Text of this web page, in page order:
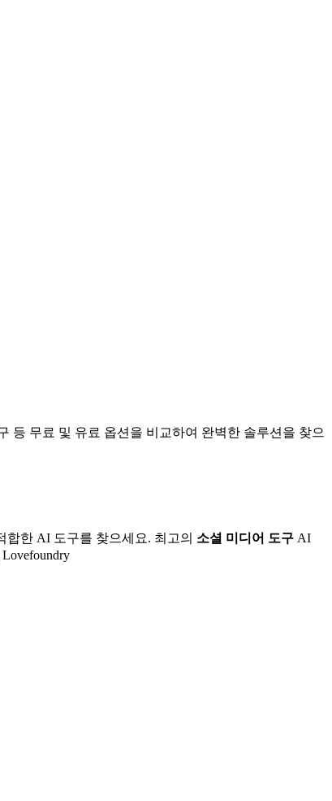
등 무료 및 유료 옵션을 비교하여 완벽한 솔루션을 찾으
합한 AI 도구를 찾으세요. 최고의 소셜 미디어 도구 AI
Lovefoundry